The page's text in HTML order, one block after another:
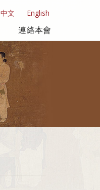
中文 English
連絡本會